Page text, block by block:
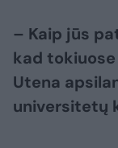
– Kaip jūs
kad
Utena
universitetų